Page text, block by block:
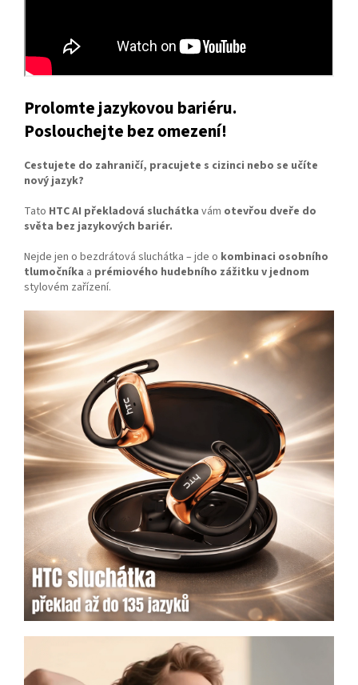
Prolomte jazykovou bariéru.
Poslouchejte bez omezení!
Cestujete do zahraničí, pracujete s cizinci nebo se učíte
nový jazyk?
Tato HTC AI překladová sluchátka vám otevřou dveře do
světa bez jazykových bariér.
Nejde jen o bezdrátová sluchátka – jde o kombinaci osobního
tlumočníka a prémiového hudebního zážitku v jednom
stylovém zařízení.